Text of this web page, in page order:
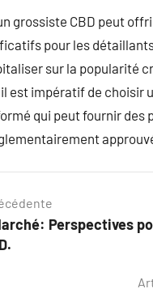
grossiste CBD peut
pour les
sur la popularité
est impératif de choisir
qui peut fournir des
Perspectives